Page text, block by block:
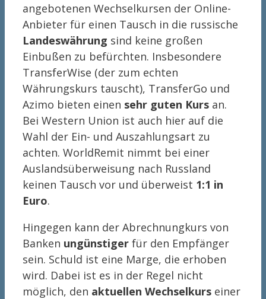
angebotenen Wechselkursen der Online-
Anbieter für einen Tausch in die russische
Landeswährung sind keine großen
Einbußen zu befürchten. Insbesondere
TransferWise (der zum echten
Währungskurs tauscht), TransferGo und
Azimo bieten einen sehr guten Kurs an.
Bei Western Union ist auch hier auf die
Wahl der Ein- und Auszahlungsart zu
achten. WorldRemit nimmt bei einer
Auslandsüberweisung nach Russland
keinen Tausch vor und überweist 1:1 in
Euro.
Hingegen kann der Abrechnungkurs von
Banken ungünstiger für den Empfänger
sein. Schuld ist eine Marge, die erhoben
wird. Dabei ist es in der Regel nicht
möglich, den aktuellen Wechselkurs einer